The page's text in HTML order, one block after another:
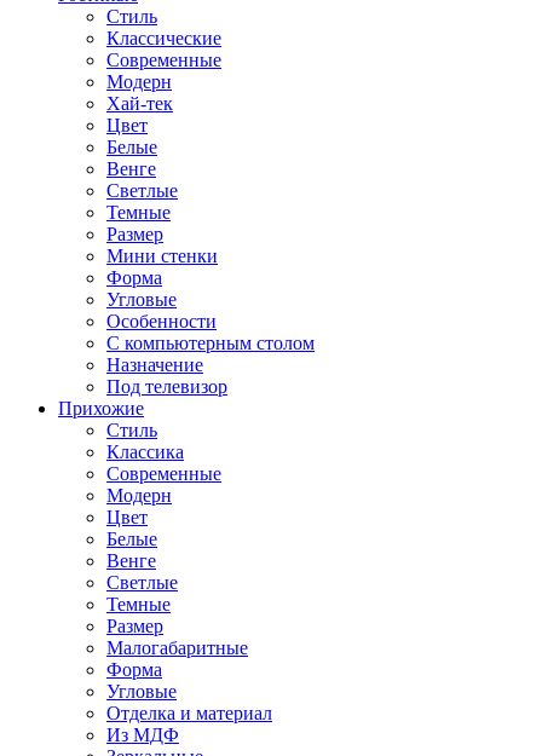
Стиль
Классические
Современные
Модерн
Хай-тек
Цвет
Белые
Венге
Светлые
Темные
Размер
Мини стенки
Форма
Угловые
Особенности
С компьютерным столом
Назначение
Под телевизор
Прихожие
Стиль
Классика
Современные
Модерн
Цвет
Белые
Венге
Светлые
Темные
Размер
Малогабаритные
Форма
Угловые
Отделка и материал
Из МДФ